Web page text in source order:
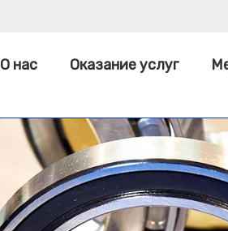
О нас Оказание услуг